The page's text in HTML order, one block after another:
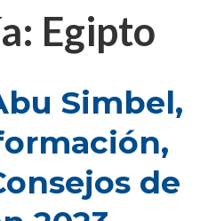
Egipto
Simbel,
de